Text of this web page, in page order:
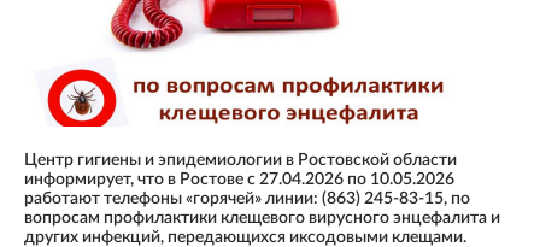
Центр гигиены и эпидемиологии в Ростовской области
информирует, что в Ростове с 27.04.2026 по 10.05.2026
работают телефоны «горячей» линии: (863) 245-83-15, по
вопросам профилактики клещевого вирусного энцефалита и
других инфекций, передающихся иксодовыми клещами.